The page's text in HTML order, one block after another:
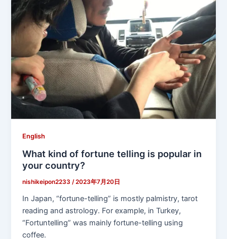
English
What kind of fortune telling is popular in
your country?
nishikeipon2233/2023年7月20日
In Japan, “fortune-telling” is mostly palmistry, tarot
reading and astrology. For example, in Turkey,
“Fortuntelling” was mainly fortune-telling using
coffee.